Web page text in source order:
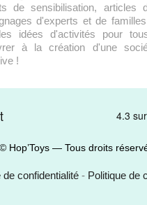
de sensibilisation, articles
d'experts et de
idées d'activités pour
à la création d'une
!
© Hop’Toys — Tous droits
de confidentialité - Politique de